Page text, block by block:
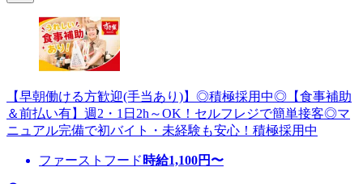
【早朝働ける方歓迎(手当あり)】◎積極採用中◎【食事補助
＆前払い有】週2・1日2h～OK！セルフレジで簡単接客◎マ
ニュアル完備で初バイト・未経験も安心！積極採用中
ファーストフード 時給1,100円〜